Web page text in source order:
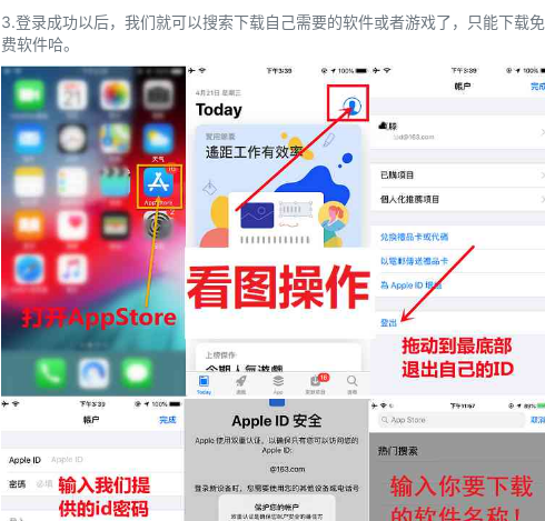
3.登录成功以后，我们就可以搜索下载自己需要的软件或者游戏了，只能下载免
费软件哈。